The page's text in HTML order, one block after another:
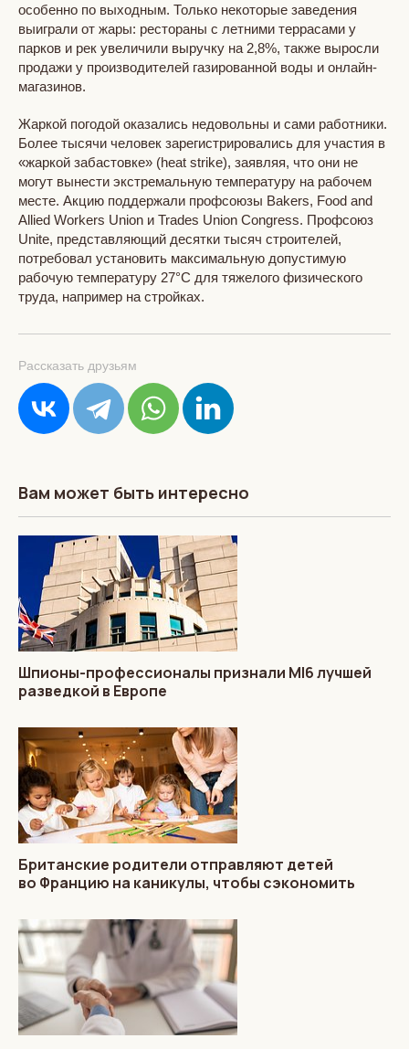
особенно по выходным. Только некоторые заведения
выиграли от жары: рестораны с летними террасами у
парков и рек увеличили выручку на 2,8%, также выросли
продажи у производителей газированной воды и онлайн-
магазинов.
Жаркой погодой оказались недовольны и сами работники.
Более тысячи человек зарегистрировались для участия в
«жаркой забастовке» (heat strike), заявляя, что они не
могут вынести экстремальную температуру на рабочем
месте. Акцию поддержали профсоюзы Bakers, Food and
Allied Workers Union и Trades Union Congress. Профсоюз
Unite, представляющий десятки тысяч строителей,
потребовал установить максимальную допустимую
рабочую температуру 27°C для тяжелого физического
труда, например на стройках.
Рассказать друзьям
Вам может быть интересно
Шпионы-профессионалы признали MI6 лучшей
разведкой в Европе
Британские родители отправляют детей
во Францию на каникулы, чтобы сэкономить